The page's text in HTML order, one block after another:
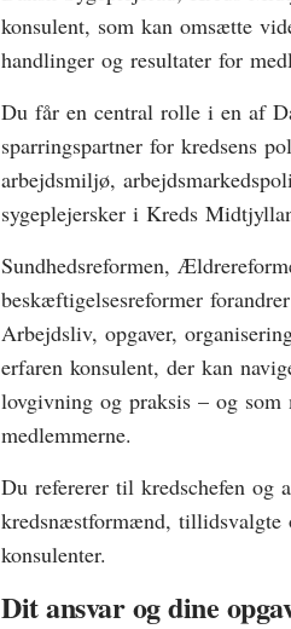
konsulent, som kan omsætte
handlinger og resultater for
Du får en central rolle i en af
sparringspartner for kredsens
arbejdsmiljø,
sygeplejersker i Kreds
Sundhedsreformen,
beskæftigelsesreformer
Arbejdsliv, opgaver,
erfaren konsulent, der kan
lovgivning og praksis – og
medlemmerne.
Du refererer til kredschefen og
kredsnæstformænd,
konsulenter.
Dit ansvar og dine